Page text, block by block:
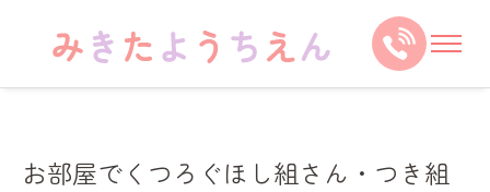
お部屋でくつろぐほし組さん・つき組